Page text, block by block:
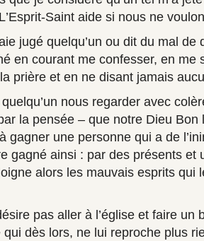
’Esprit-Saint aide si nous ne
jugé quelqu’un ou dit du mal de
en courant me confesser, en me
prière et en ne disant jamais
nous regarder avec
la pensée – que notre Dieu Bon
gagner une personne qui a de
gagné ainsi : par des présents et
alors les mauvais esprits qui
pas aller à l’église et faire un
dès lors, ne lui reproche plus